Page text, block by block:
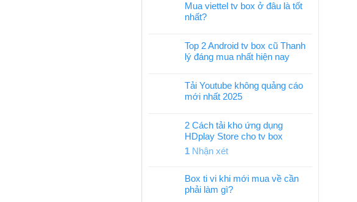
Mua viettel tv box ở đâu là tốt
nhất?
Top 2 Android tv box cũ Thanh
lý đáng mua nhất hiện nay
Tải Youtube không quảng cáo
mới nhất 2025
2 Cách tải kho ứng dụng
HDplay Store cho tv box
1 Nhận xét
Box ti vi khi mới mua về cần
phải làm gì?